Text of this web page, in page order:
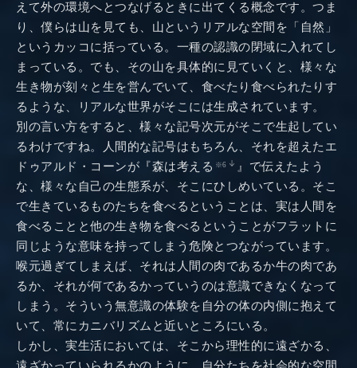
えて外の環境へとつなげるときに出てくる概念です。つま
り、僕らは山を見ても、山というリアルな空間を「自然」
というカッコに括っている。一種の認識の閉域に入れてし
まっている。でも、その山を具体的に見ていくと、様々な
生き物が刻々と生を営んでいて、食べたり食べられたりす
るような、リアルな世界がそこには生成されています。
別の言い方をすると、様々な記号次元がそこで生起してい
るわけですね。人間的な記号はもちろん、それを超えたエ
ドゥアルド・コーンが『森は考える ※6
』で伝えたよう
な、様々な自己の生態系が、そこにひしめいている。そこ
で生きているものたちを食べるということは、実は人間を
食べることと他の生き物を食べるということがフラットに
同じような意味を持ってしまう危険とつながっています。
喉元過ぎてしまえば、それは人間の肉であるか牛の肉であ
るか、それが何であるかっていうのは意識できなくなって
しまう。そういう無意識の体験を自分の体の内側に抱えて
いて、常にカニバリズムと近いところにいる。
しかし、実生活においては、そこから理性的に遠ざかる、